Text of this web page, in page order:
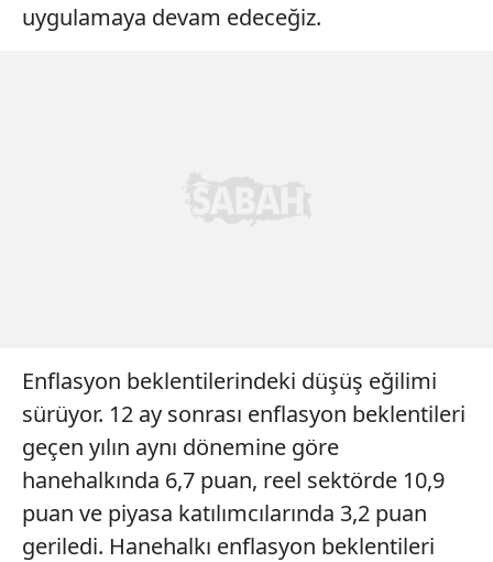
uygulamaya devam edeceğiz.
Enflasyon beklentilerindeki düşüş eğilimi
sürüyor. 12 ay sonrası enflasyon beklentileri
geçen yılın aynı dönemine göre
hanehalkında 6,7 puan, reel sektörde 10,9
puan ve piyasa katılımcılarında 3,2 puan
geriledi. Hanehalkı enflasyon beklentileri